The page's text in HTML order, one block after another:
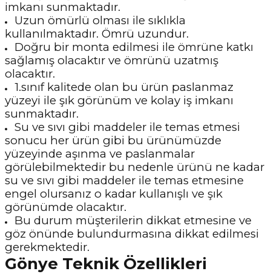
imkanı sunmaktadır.
Uzun ömürlü olması ile sıklıkla
kullanılmaktadır. Ömrü uzundur.
Doğru bir monta edilmesi ile ömrüne katkı
sağlamış olacaktır ve ömrünü uzatmış
olacaktır.
1.sınıf kalitede olan bu ürün paslanmaz
yüzeyi ile şık görünüm ve kolay iş imkanı
sunmaktadır.
Su ve sıvı gibi maddeler ile temas etmesi
sonucu her ürün gibi bu ürünümüzde
yüzeyinde aşınma ve paslanmalar
görülebilmektedir bu nedenle ürünü ne kadar
su ve sıvı gibi maddeler ile temas etmesine
engel olursanız o kadar kullanışlı ve şık
görünümde olacaktır.
Bu durum müşterilerin dikkat etmesine ve
göz önünde bulundurmasına dikkat edilmesi
gerekmektedir.
Gönye Teknik Özellikleri